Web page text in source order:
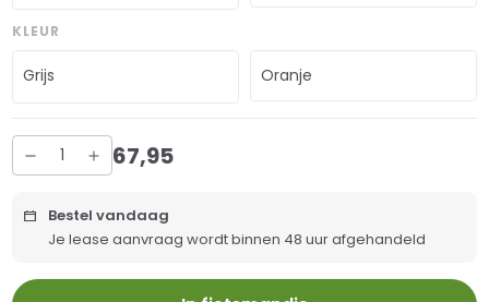
KLEUR
Grijs Oranje
67,95
Bestel vandaag
Je lease aanvraag wordt binnen 48 uur afgehandeld